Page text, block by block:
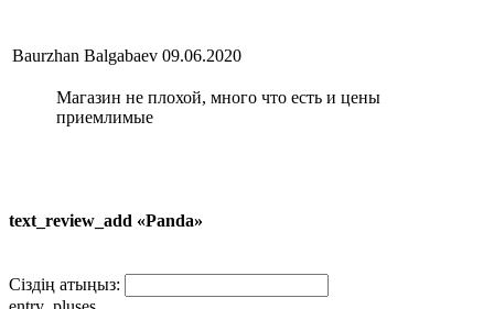
Baurzhan Balgabaev 09.06.2020
Магазин не плохой, много что есть и цены
приемлимые
text_review_add «Panda»
Сіздің атыңыз: